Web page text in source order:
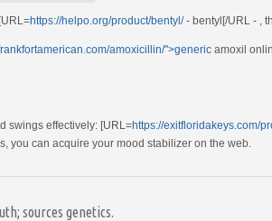
https://helpo.org/product/bentyl/- bentyl[/URL - ,
amoxicillin/">generic amoxil
swings effectively: [URL=https://exitfloridakeys.com/
you can acquire your mood stabilizer on the web.
sources genetics.